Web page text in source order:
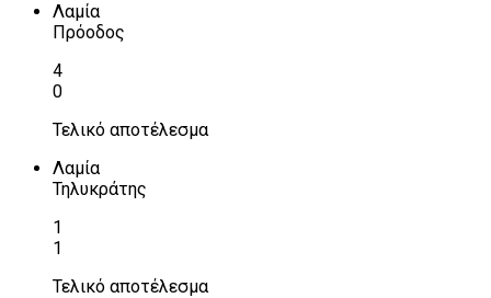
Λαμία
Πρόοδος
4
0
Τελικό αποτέλεσμα
Λαμία
Τηλυκράτης
1
1
Τελικό αποτέλεσμα